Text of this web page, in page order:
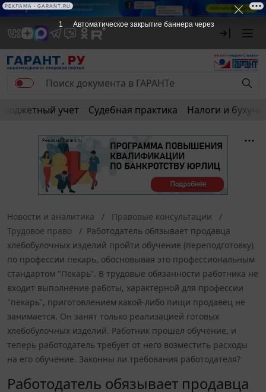
Бюджетный учет Судебная практика Налоги и
Новости и аналитика
Правовые консультации
Трудовое право
Работодатель обязывает продавца
хлебобулочных изделий пройти обучение (переподготовку)
по профессии пекарь, обосновывая это профессиональным
стандартом "Пекарь". В трудовые обязанности работника не
входит выполнение работы, характерной для профессии
"пекарь", приготовлением какой-либо пищи продавец не
занимается. Он занят только реализацией готовых
хлебобулочных изделий. Работник прошел обучение, и
теперь работодатель требует от него возместить расходы
на его обучение. Законны ли требования работодателя?
Работодатель обязывает продавца
1 Автоматическое закрытие баннера через
РЕКЛАМА • GARANT.RU